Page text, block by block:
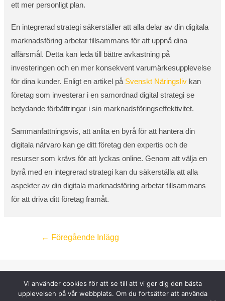
ett mer personligt plan.
En integrerad strategi säkerställer att alla delar av din digitala
marknadsföring arbetar tillsammans för att uppnå dina
affärsmål. Detta kan leda till bättre avkastning på
investeringen och en mer konsekvent varumärkesupplevelse
för dina kunder. Enligt en artikel på Svenskt Näringsliv kan
företag som investerar i en samordnad digital strategi se
betydande förbättringar i sin marknadsföringseffektivitet.
Sammanfattningsvis, att anlita en byrå för att hantera din
digitala närvaro kan ge ditt företag den expertis och de
resurser som krävs för att lyckas online. Genom att välja en
byrå med en integrerad strategi kan du säkerställa att alla
aspekter av din digitala marknadsföring arbetar tillsammans
för att driva ditt företag framåt.
← Föregående Inlägg
© 2026 | Bloggagenturen.se
Vi använder cookies för att se till att vi ger dig den bästa
upplevelsen på vår webbplats. Om du fortsätter att använda